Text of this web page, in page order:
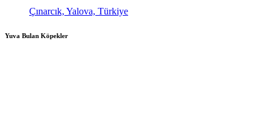
Çınarcık, Yalova, Türkiye
Yuva Bulan Köpekler